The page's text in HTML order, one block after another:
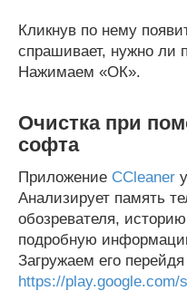
Кликнув по нему
спрашивает, нужно ли
Нажимаем «ОК».
Очистка при
софта
Приложение CCleaner
Анализирует память
обозревателя,
подробную
Загружаем его
https://play.google.com/